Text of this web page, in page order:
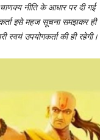
नीति के आधार पर दी गई
इसे महज सूचना समझकर ही
स्वयं उपयोगकर्ता की ही रहेगी।